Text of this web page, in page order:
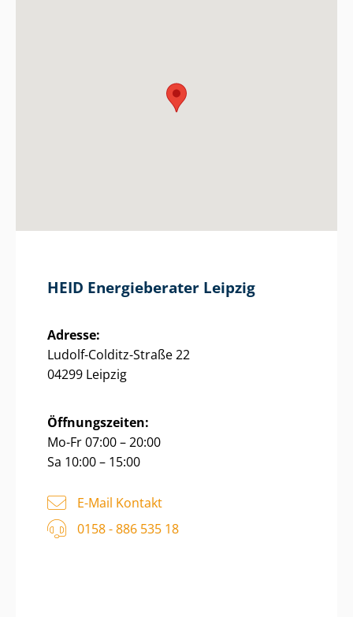
HEID Energieberater Leipzig
Adresse:
Ludolf-Colditz-Straße 22
04299 Leipzig
Öffnungszeiten:
Mo-Fr 07:00 – 20:00
Sa 10:00 – 15:00
E-Mail Kontakt
0158 - 886 535 18